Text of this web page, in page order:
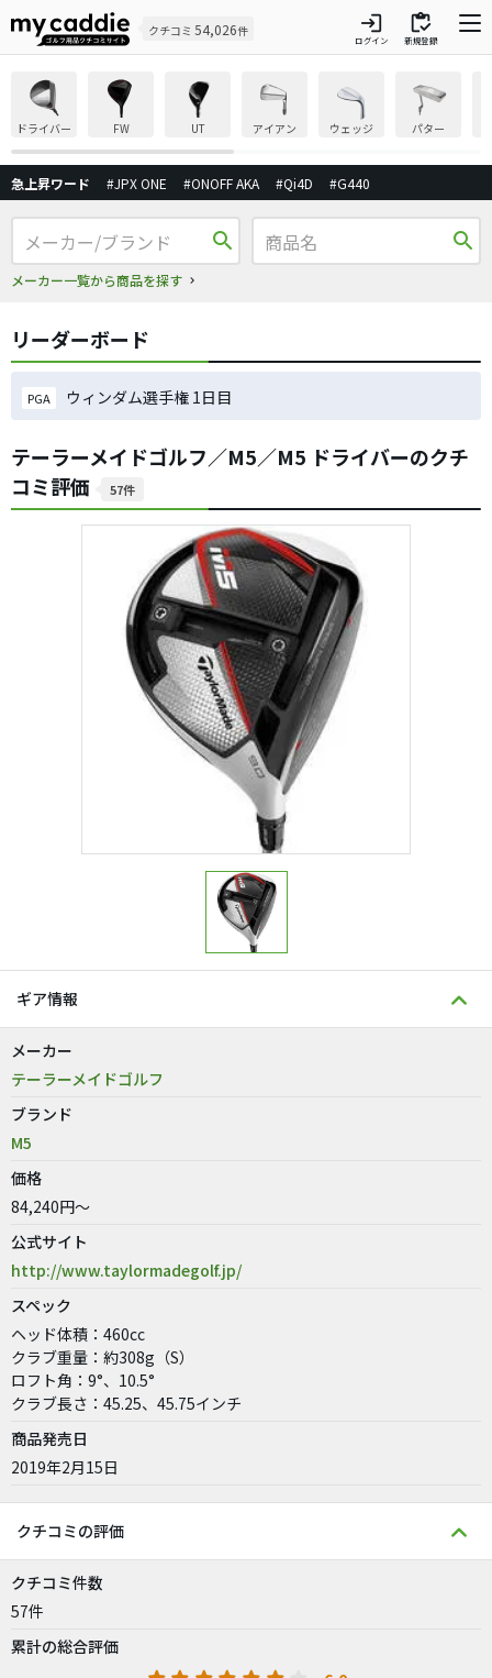
クチコミ 54,026件 login
ログイン
inventory
新規登録
ドライバー FW UT アイアン ウェッジ パター
急上昇ワード #JPX ONE #ONOFF AKA #Qi4D #G440
search
メーカー一覧から商品を探す
search
リーダーボード
PGA ウィンダム選手権 1日目
テーラーメイドゴルフ／M5／M5 ドライバーのクチ
コミ評価
57件
ギア情報
メーカー
テーラーメイドゴルフ
ブランド
M5
価格
84,240円～
公式サイト
http://www.taylormadegolf.jp/
スペック
ヘッド体積：460cc
クラブ重量：約308g（S）
ロフト角：9°、10.5°
クラブ長さ：45.25、45.75インチ
商品発売日
2019年2月15日
クチコミの評価
クチコミ件数
57件
累計の総合評価